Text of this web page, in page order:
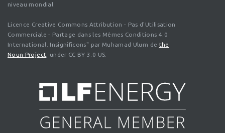
niveau mondial.
Licence Creative Commons Attribution - Pas d'Utilisation
Commerciale - Partage dans les Mêmes Conditions 4.0
International. Insignificons" par Muhamad Ulum de the
Noun Project , under CC BY 3.0 US.